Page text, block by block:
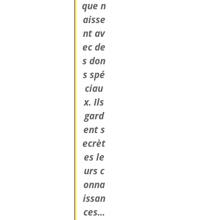
que n
aisse
nt av
ec de
s don
s spé
ciau
x. Ils
gard
ent s
ecrèt
es le
urs c
onna
issan
ces...